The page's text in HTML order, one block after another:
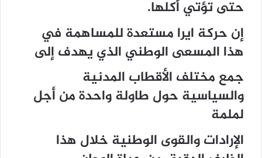
حتى تؤتي أكلها.
إن حركة ايرا مستعدة للمساهمة في
هذا المسعى الوطني الذي يهدف إلى
جمع مختلف الأقطاب المدنية
والسياسية حول طاولة واحدة من أجل
لملمة
الإرادات والقوى الوطنية خلال هذا